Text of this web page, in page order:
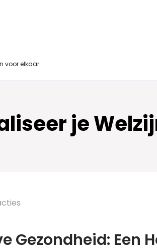
voor elkaar
je
Gezondheid: Een